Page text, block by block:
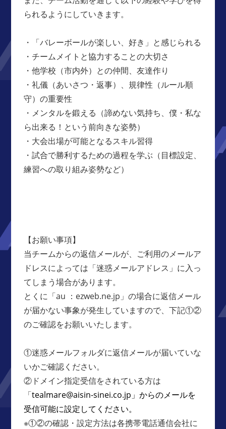
られるようにしていきます。
・「バレーボールが楽しい、好き」と感じられる
・チームメイトと協力することの大切さ
・他学校（市内外）との仲間、友達作り
・礼儀（あいさつ・返事）、規律性（ルール順
守）の重要性
・メンタルを鍛える（諦めない気持ち、僕・私な
ら出来る！という前向きな姿勢）
・大会出場が可能となるスキル習得
・試合で勝利するための過程を学ぶ（目標設定、
練習への取り組み姿勢など）
【お願い事項】
当チームからの返信メールが、ご利用のメールア
ドレスによっては「迷惑メールアドレス」に入っ
てしまう場合があります。
とくに「au ：ezweb.ne.jp」の場合に返信メール
が届かない事象が発生していますので、下記①②
のご確認をお願いいたします。
①迷惑メールフォルダに返信メールが届いていな
いかご確認ください。
②ドメイン指定受信をされている方は
「tealmare@aisin-sinei.co.jp」からのメールを
受信可能に設定してください。
※①②の確認・設定方法は各携帯電話通信会社に